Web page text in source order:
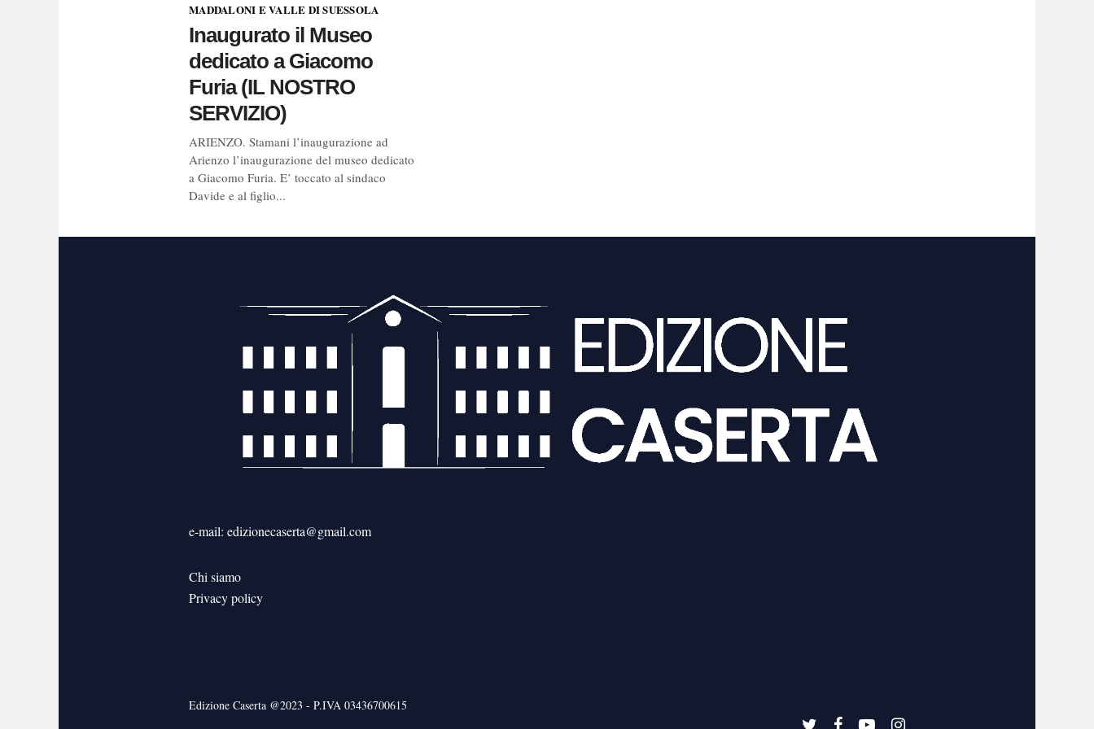
MADDALONI E VALLE DI SUESSOLA
Inaugurato il Museo
dedicato a Giacomo
Furia (IL NOSTRO
SERVIZIO)
ARIENZO. Stamani l’inaugurazione ad
Arienzo l’inaugurazione del museo dedicato
a Giacomo Furia. E’ toccato al sindaco
Davide e al figlio...
e-mail: edizionecaserta@gmail.com
Chi siamo
Privacy policy
Edizione Caserta @2023 - P.IVA 03436700615
twitter
facebookyoutubeinstagram